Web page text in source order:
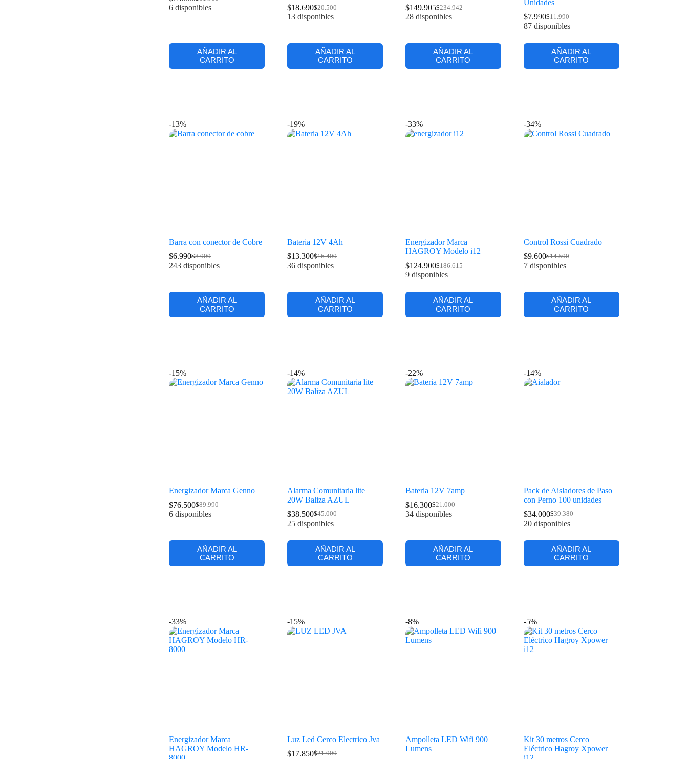
6 disponibles
AÑADIR AL
CARRITO
$20.500
$18.690
13 disponibles
AÑADIR AL
CARRITO
$234.942
$149.905
28 disponibles
AÑADIR AL
CARRITO
Unidades
$11.990
$7.990
87 disponibles
AÑADIR AL
CARRITO
-13%
Barra con conector de Cobre
$8.000
$6.990
243 disponibles
AÑADIR AL
CARRITO
-19%
Bateria 12V 4Ah
$16.400
$13.300
36 disponibles
AÑADIR AL
CARRITO
-33%
Energizador Marca
HAGROY Modelo i12
$186.615
$124.900
9 disponibles
AÑADIR AL
CARRITO
-34%
Control Rossi Cuadrado
$14.500
$9.600
7 disponibles
AÑADIR AL
CARRITO
-15%
Energizador Marca Genno
$89.990
$76.500
6 disponibles
AÑADIR AL
CARRITO
-14%
Alarma Comunitaria lite
20W Baliza AZUL
$45.000
$38.500
25 disponibles
AÑADIR AL
CARRITO
-22%
Bateria 12V 7amp
$21.000
$16.300
34 disponibles
AÑADIR AL
CARRITO
-14%
Pack de Aisladores de Paso
con Perno 100 unidades
$39.380
$34.000
20 disponibles
AÑADIR AL
CARRITO
-33%
Energizador Marca
HAGROY Modelo HR-
-15%
Luz Led Cerco Electrico Jva
$21.000
$17.850
-8%
Ampolleta LED Wifi 900
Lumens
-5%
Kit 30 metros Cerco
Eléctrico Hagroy Xpower